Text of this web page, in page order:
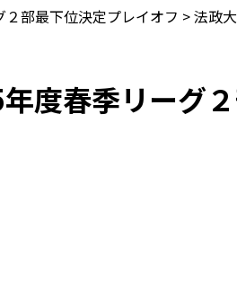
部最下位決定プレイオフ >法政
度春季リーグ